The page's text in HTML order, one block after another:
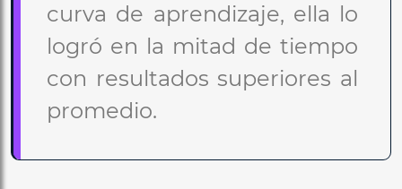
curva de aprendizaje, ella lo
logró en la mitad de tiempo
con resultados superiores al
promedio.